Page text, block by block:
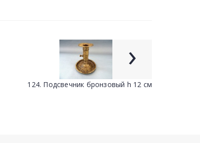
›
124. Подсвечник бронзовый h 12 см